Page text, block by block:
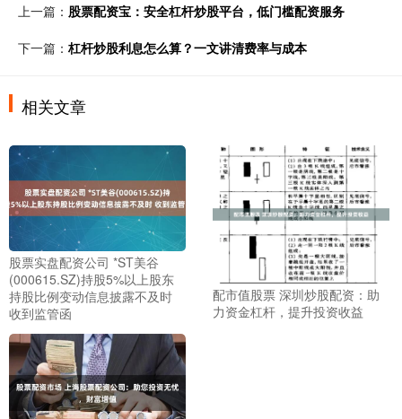
上一篇： 股票配资宝：安全杠杆炒股平台，低门槛配资服务
下一篇： 杠杆炒股利息怎么算？一文讲清费率与成本
相关文章
股票实盘配资公司 *ST美谷
(000615.SZ)持股5%以上股东
持股比例变动信息披露不及时
收到监管函
配市值股票 深圳炒股配资：助
力资金杠杆，提升投资收益